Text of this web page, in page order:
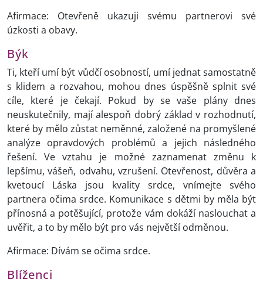
Afirmace: Otevřeně ukazuji svému partnerovi své
úzkosti a obavy.
Býk
Ti, kteří umí být vůdčí osobností, umí jednat samostatně
s klidem a rozvahou, mohou dnes úspěšně splnit své
cíle, které je čekají. Pokud by se vaše plány dnes
neuskutečnily, mají alespoň dobrý základ v rozhodnutí,
které by mělo zůstat neměnné, založené na promyšlené
analýze opravdových problémů a jejich následného
řešení. Ve vztahu je možné zaznamenat změnu k
lepšímu, vášeň, odvahu, vzrušení. Otevřenost, důvěra a
kvetoucí Láska jsou kvality srdce, vnímejte svého
partnera očima srdce. Komunikace s dětmi by měla být
přínosná a potěšující, protože vám dokáží naslouchat a
uvěřit, a to by mělo být pro vás největší odměnou.
Afirmace: Dívám se očima srdce.
Blíženci